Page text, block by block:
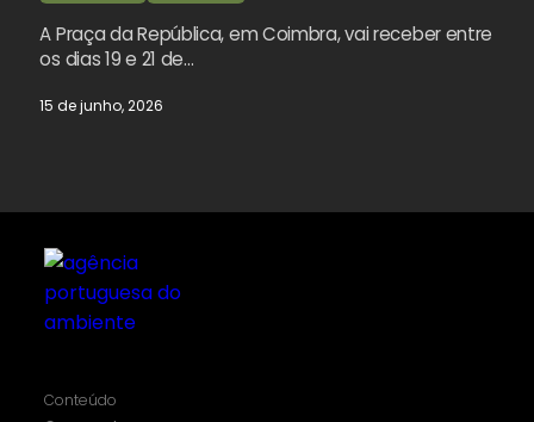
A Praça da República, em Coimbra, vai receber entre
os dias 19 e 21 de…
15 de junho, 2026
Conteúdo